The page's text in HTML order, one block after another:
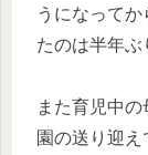
うになって
たのは半年ぶ
また育児中
園の送り迎